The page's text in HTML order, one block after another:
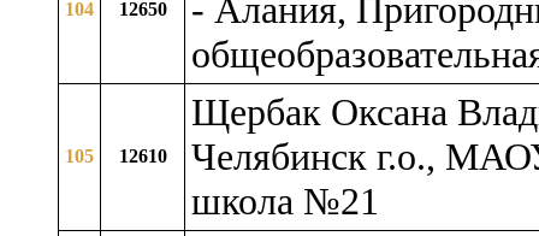
104 12650
- Алания,
105 12610
Щербак Оксана
Челябинск г.о.,
школа №21